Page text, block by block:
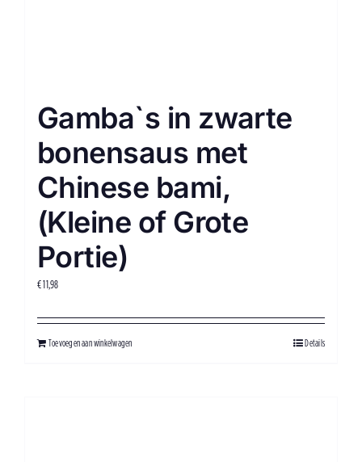
Gamba`s in zwarte
bonensaus met
Chinese bami,
(Kleine of Grote
Portie)
€11,98
Toevoegen aan winkelwagen Details